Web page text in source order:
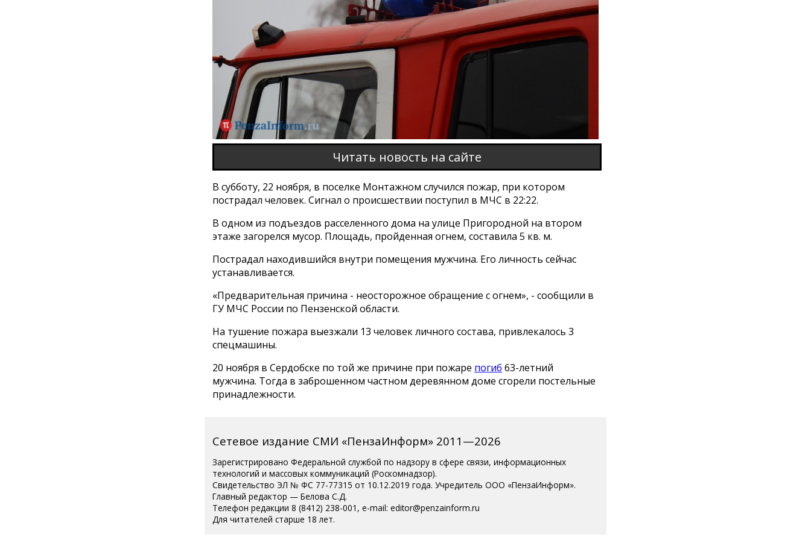
Читать новость на сайте
В субботу, 22 ноября, в поселке Монтажном случился пожар, при котором
пострадал человек. Сигнал о происшествии поступил в МЧС в 22:22.
В одном из подъездов расселенного дома на улице Пригородной на втором
этаже загорелся мусор. Площадь, пройденная огнем, составила 5 кв. м.
Пострадал находившийся внутри помещения мужчина. Его личность сейчас
устанавливается.
«Предварительная причина - неосторожное обращение с огнем», - сообщили в
ГУ МЧС России по Пензенской области.
На тушение пожара выезжали 13 человек личного состава, привлекалось 3
спецмашины.
20 ноября в Сердобске по той же причине при пожаре погиб 63-летний
мужчина. Тогда в заброшенном частном деревянном доме сгорели постельные
принадлежности.
Сетевое издание СМИ «ПензаИнформ» 2011—2026
Зарегистрировано Федеральной службой по надзору в сфере связи, информационных
технологий и массовых коммуникаций (Роскомнадзор).
Свидетельство ЭЛ № ФС 77-77315 от 10.12.2019 года. Учредитель ООО «ПензаИнформ».
Главный редактор — Белова С.Д.
Телефон редакции 8 (8412) 238-001, e-mail: editor@penzainform.ru
Для читателей старше 18 лет.